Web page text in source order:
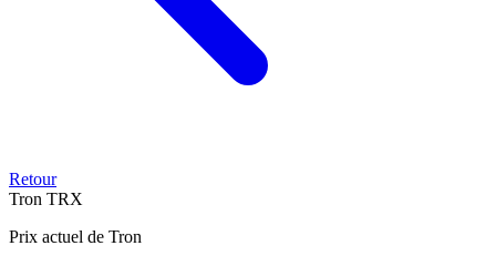
Retour
Tron TRX
Prix actuel de Tron